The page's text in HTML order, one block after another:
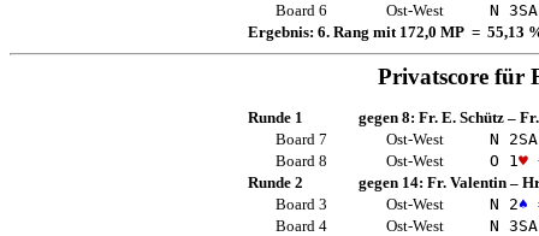
Board 6
Ost-West N 3SA
Ergebnis: 6. Rang mit 172,0 MP = 55,13
Privatscore für
Runde 1 gegen 8: Fr. E. Schütz –
Board 7
Ost-West N 2SA
Board 8
Ost-West O 1 ♥
Runde 2
gegen 14: Fr. Valentin –
Board 3
Ost-West N 2♠
Board 4
Ost-West N 3SA